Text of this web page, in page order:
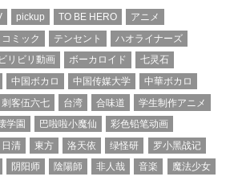
pickup TO BE HERO
アニメ
コミック テンセント
ハオライナーズ
ビリビリ動画 ボーカロイド
七灵石
中国ボカロ 中国传媒大学
中華ボカロ
刺客伍六七 台湾 合味道
学生制作アニメ
学園 巴啦啦小魔仙
彩色铅笔动画
日清 東方 洛天依 绿怪研
罗小黑战记
阴阳师 陰陽師 非人哉 音楽 魔法少女